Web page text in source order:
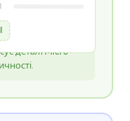
візуальним
деталі Micro-